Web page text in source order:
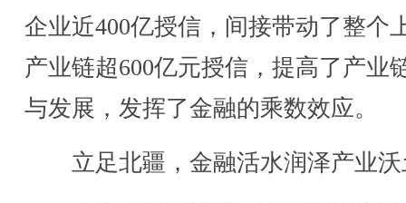
企业近400亿授信，间接带动了整个
产业链超600亿元授信，提高了产业
与发展，发挥了金融的乘数效应。
立足北疆，金融活水润泽产业沃